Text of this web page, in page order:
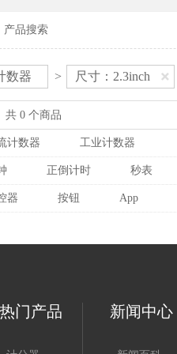
产品搜索
数器 > 尺寸：2.3inch
共 0 个商品
计数器 工业计数器
正倒计时 秒表
器 按钮 App
热门产品 新闻中心